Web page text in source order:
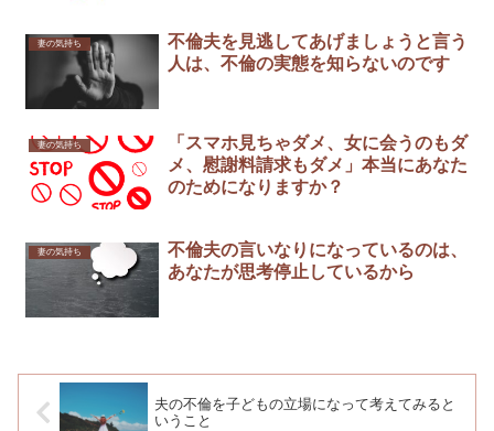
妻の気持ち
不倫夫を見逃してあげましょうと言う
人は、不倫の実態を知らないのです
妻の気持ち
「スマホ見ちゃダメ、女に会うのもダ
メ、慰謝料請求もダメ」本当にあなた
のためになりますか？
妻の気持ち
不倫夫の言いなりになっているのは、
あなたが思考停止しているから
夫の不倫を子どもの立場になって考えてみると
いうこと